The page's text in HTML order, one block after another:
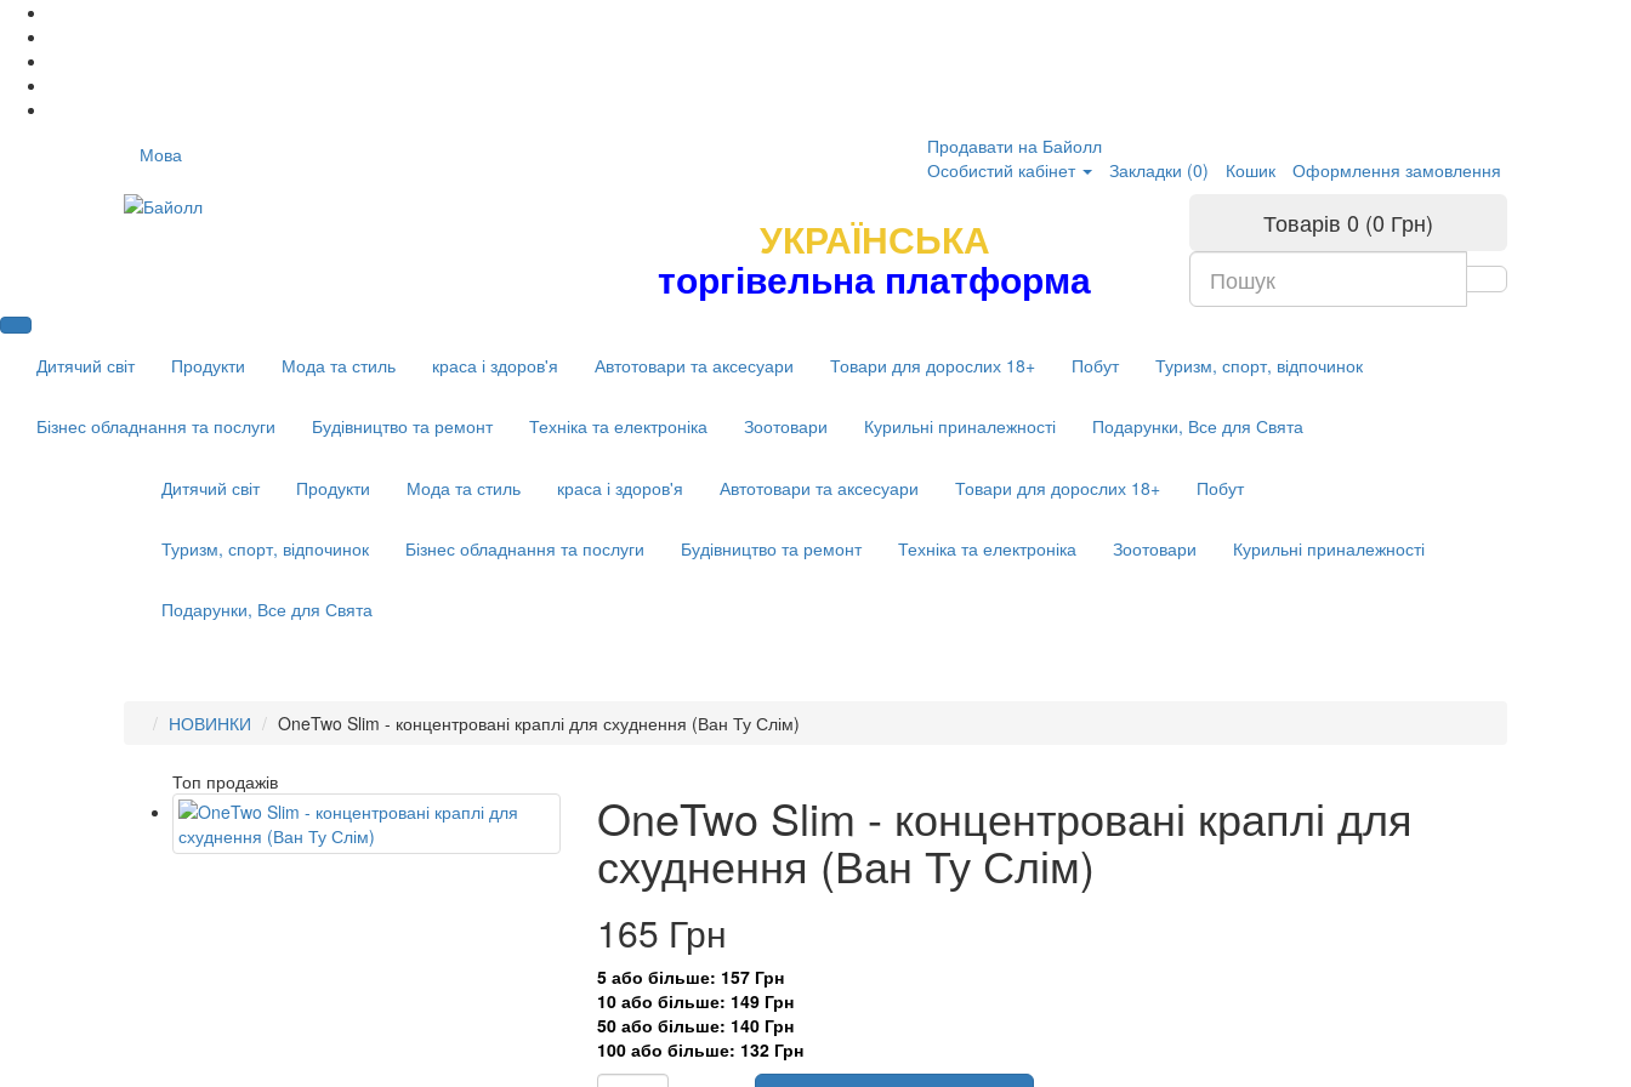
Мова
Продавати на Байолл
Особистий кабінет
Закладки (0) Кошик Оформлення замовлення
УКРАЇНСЬКА
торгівельна платформа
Товарів 0 (0 Грн)
Дитячий світ Продукти Мода та стиль краса і здоров'я Автотовари та аксесуари Товари для дорослих 18+ Побут Туризм, спорт, відпочинок
Бізнес обладнання та послуги Будівництво та ремонт Техніка та електроніка Зоотовари Курильні приналежності Подарунки, Все для Свята
Дитячий світ Продукти Мода та стиль краса і здоров'я Автотовари та аксесуари Товари для дорослих 18+ Побут
Туризм, спорт, відпочинок Бізнес обладнання та послуги Будівництво та ремонт Техніка та електроніка Зоотовари Курильні приналежності
Подарунки, Все для Свята
НОВИНКИ OneTwo Slim - концентровані краплі для схуднення (Ван Ту Слім)
Топ продажів
OneTwo Slim - концентровані краплі для
схуднення (Ван Ту Слім)
165 Грн
5 або більше: 157 Грн
10 або більше: 149 Грн
50 або більше: 140 Грн
100 або більше: 132 Грн